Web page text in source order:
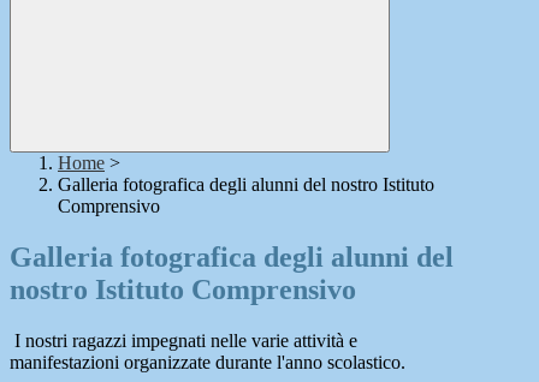
Home >
Galleria fotografica degli alunni del nostro Istituto
Comprensivo
Galleria fotografica degli alunni del
nostro Istituto Comprensivo
I nostri ragazzi impegnati nelle varie attività e
manifestazioni organizzate durante l'anno scolastico.